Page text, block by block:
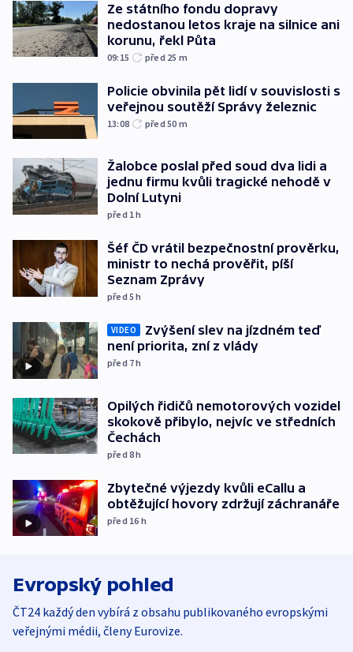
Ze státního fondu dopravy
nedostanou letos kraje na silnice ani
korunu, řekl Půta
09:15 před 25 m
Policie obvinila pět lidí v souvislosti s
veřejnou soutěží Správy železnic
13:08 před 50 m
Žalobce poslal před soud dva lidi a
jednu firmu kvůli tragické nehodě v
Dolní Lutyni
před 1h
Šéf ČD vrátil bezpečnostní prověrku,
ministr to nechá prověřit, píší
Seznam Zprávy
před 5h
VIDEO
Zvýšení slev na jízdném teď
není priorita, zní z vlády
před 7h
Opilých řidičů nemotorových vozidel
skokově přibylo, nejvíc ve středních
Čechách
před 8h
Zbytečné výjezdy kvůli eCallu a
obtěžující hovory zdržují záchranáře
před 16 h
Evropský pohled
ČT24 každý den vybírá z obsahu publikovaného evropskými
veřejnými médii, členy Eurovize.